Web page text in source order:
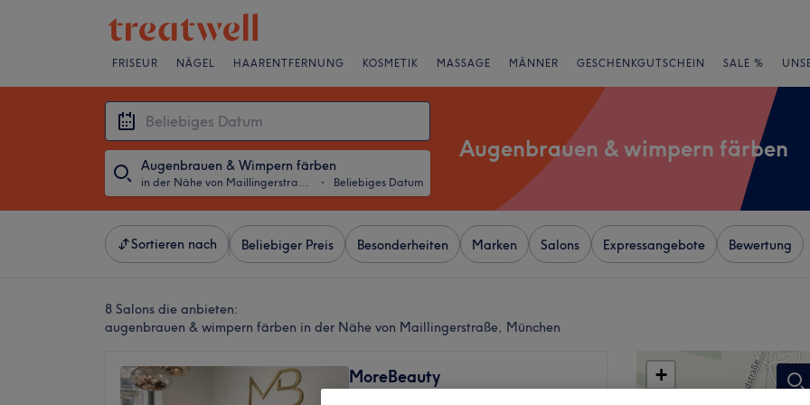
FRISEUR NÄGEL HAARENTFERNUNG KOSMETIK MASSAGE MÄNNER GESCHENKGUTSCHEIN SALE %
Augenbrauen & Wimpern färben
in der Nähe von Maillingerstraße, München ・ Beliebiges Datum
Augenbrauen & wimpern färben
Sortieren nach Beliebiger Preis Besonderheiten Marken Salons Expressangebote Bewertung
8 Salons die anbieten:
augenbrauen & wimpern färben in der Nähe von Maillingerstraße, München
MoreBeauty
+